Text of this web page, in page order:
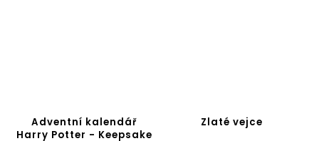
Adventní kalendář
Harry Potter - Keepsake
Zlaté vejce